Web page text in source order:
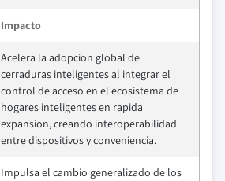
Impacto
Acelera la adopcion global de
cerraduras inteligentes al integrar el
control de acceso en el ecosistema de
hogares inteligentes en rapida
expansion, creando interoperabilidad
entre dispositivos y conveniencia.
Impulsa el cambio generalizado de los